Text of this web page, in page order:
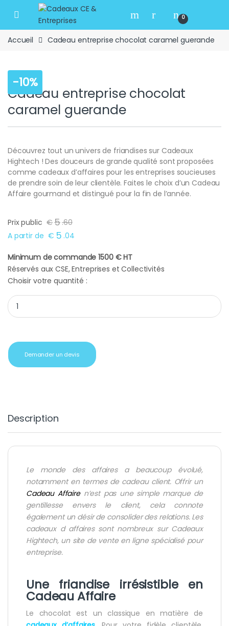
Skip to navigation
Skip to content
Open 0
Accueil Cadeau entreprise chocolat caramel guerande
-10%
Cadeau entreprise chocolat
caramel guerande
Découvrez tout un univers de friandises sur Cadeaux
Hightech ! Des douceurs de grande qualité sont proposées
comme cadeaux d’affaires pour les entreprises soucieuses
de prendre soin de leur clientèle. Faites le choix d’un Cadeau
Affaire gourmand et distingué pour la fin de l’année.
Prix public €5.60
A partir de € 5 .04
Minimum de commande 1500 € HT
Réservés aux CSE, Entreprises et Collectivités
Choisir votre quantité :
Cadeau entreprise chocolat caramel guerande quantity
Demander un devis
Description
Le monde des affaires a beaucoup évolué,
notamment en termes de cadeau client. Offrir un
Cadeau Affaire n’est pas une simple marque de
gentillesse envers le client, cela connote
également un désir de consolider des relations. Les
cadeaux d affaires sont nombreux sur Cadeaux
Hightech, un site de vente en ligne spécialisé pour
entreprise.
Une friandise irrésistible en
Cadeau Affaire
Le chocolat est un classique en matière de